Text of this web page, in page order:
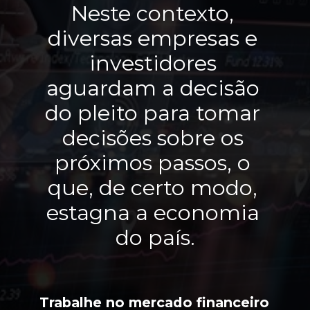
Neste contexto,
diversas empresas e
investidores
aguardam a decisão
do pleito para tomar
decisões sobre os
próximos passos, o
que, de certo modo,
estagna a economia
do país.
Trabalhe no mercado financeiro